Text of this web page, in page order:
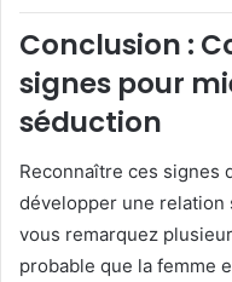
Conclusion :
signes pour
séduction
Reconnaître ces signes
développer une relation
vous remarquez
probable que la femme